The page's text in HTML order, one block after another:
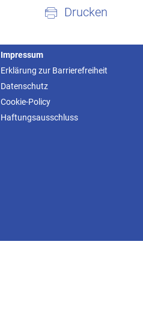
Drucken
Impressum
Erklärung zur Barrierefreiheit
Datenschutz
Cookie-Policy
Haftungsausschluss